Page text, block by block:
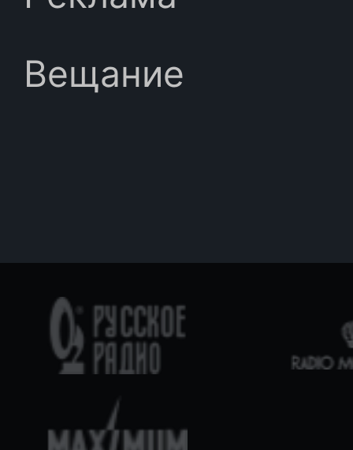
Вещание